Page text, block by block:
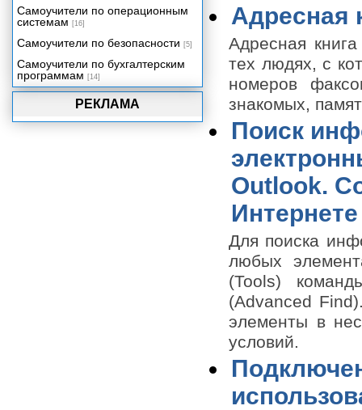
Адресная
Адресная
тех людях, с
номеров
знакомых,
Поиск
Outlook.
Для поиска
любых
(Tools)
(Advanced
элементы в
условий.
РЕКЛАМА
Создание почтового ящика в
Интернете и его очистка.
Подключение к почтовому
серверу с использованием
модема
Профиль пользователя.
Интеграция с Microsoft Internet
Самоучители по операционным
системам [16]
Самоучители по безопасности [5]
Самоучители по бухгалтерским
программам [14]